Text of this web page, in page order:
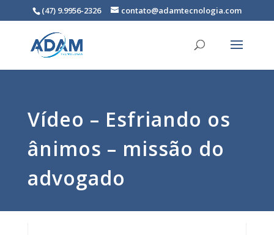
(47) 9.9956-2326 contato@adamtecnologia.com
Vídeo – Esfriando os
ânimos – missão do
advogado